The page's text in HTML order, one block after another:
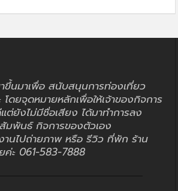
นมาเพื่อ สนับสนุนการท่องเที่ยว
โดยจุดหมายหลักเพื่อให้เจ้าของกิจการ
ต่ยังไม่มีชื่อเสียง ได้มาทำการลง
สัมพันธ์ กิจการของตัวเอง
านไปถ่ายภาพ หรือ รีวิว ที่พัก ร้าน
ค่ะ 061-583-7888